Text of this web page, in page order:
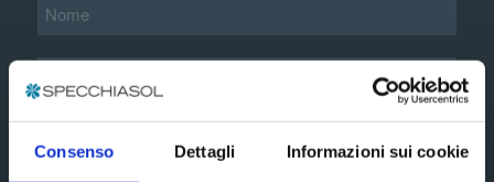
Consenso Dettagli Informazioni sui cookie